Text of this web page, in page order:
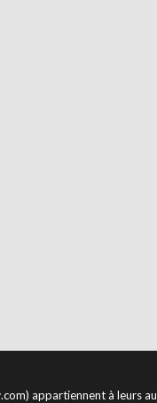
appartiennent à leurs